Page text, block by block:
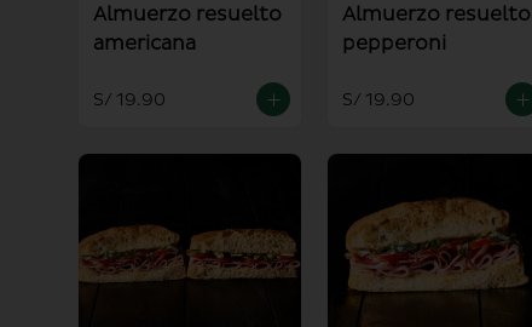
Almuerzo resuelto
americana
S/ 19.90
Almuerzo resuelto
pepperoni
S/ 19.90